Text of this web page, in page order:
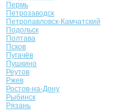
Пермь
Петрозаводск
Петропавловск-Камчатский
Подольск
Полтава
Псков
Пугачёв
Пушкино
Реутов
Ржев
Ростов-на-Дону
Рыбинск
Рязань